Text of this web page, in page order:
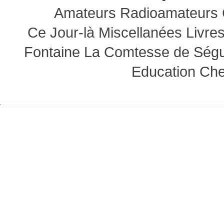
Amateurs Radioamateurs
Ce Jour-là Miscellanées
Fontaine La Comtesse de
Education